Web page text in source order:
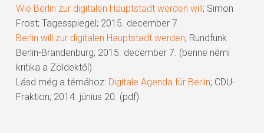
Wie Berlin zur digitalen Hauptstadt werden will; Simon
Frost; Tagesspiegel; 2015. december 7.
Berlin will zur digitalen Hauptstadt werden; Rundfunk
Berlin-Brandenburg; 2015. december 7. (benne némi
kritika a Zöldektől)
Lásd még a témához: Digitale Agenda für Berlin; CDU-
Fraktion; 2014. június 20. (pdf)